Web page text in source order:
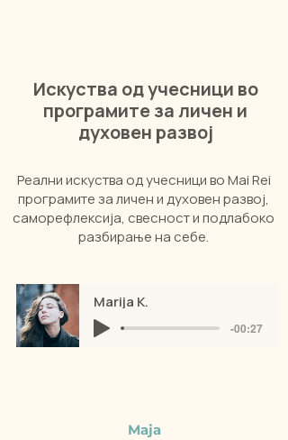
Искуства од учесници во
програмите за личен и
духовен развој
Реални искуства од учесници во Mai Rei
програмите за личен и духовен развој,
саморефлексија, свесност и подлабоко
разбирање на себе.
Marija K.
-00:27
Maja